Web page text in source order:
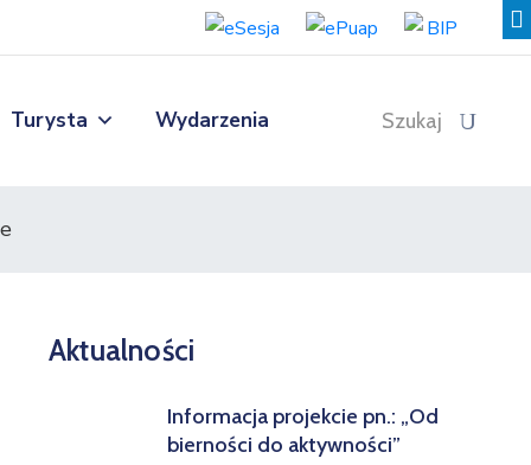
Turysta Wydarzenia Szukaj
Aktualności
Informacja projekcie pn.: „Od
bierności do aktywności”